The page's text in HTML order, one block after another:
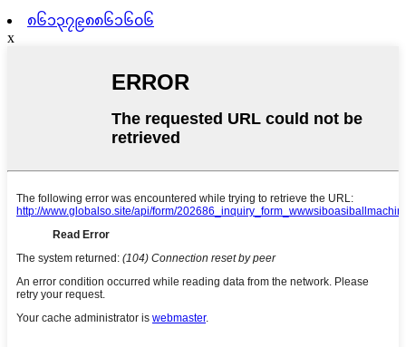
၈၆၁၃၇၉၈၈၆၁၆၀၆
x